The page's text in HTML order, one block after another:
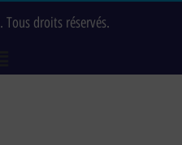
. Tous droits réservés.